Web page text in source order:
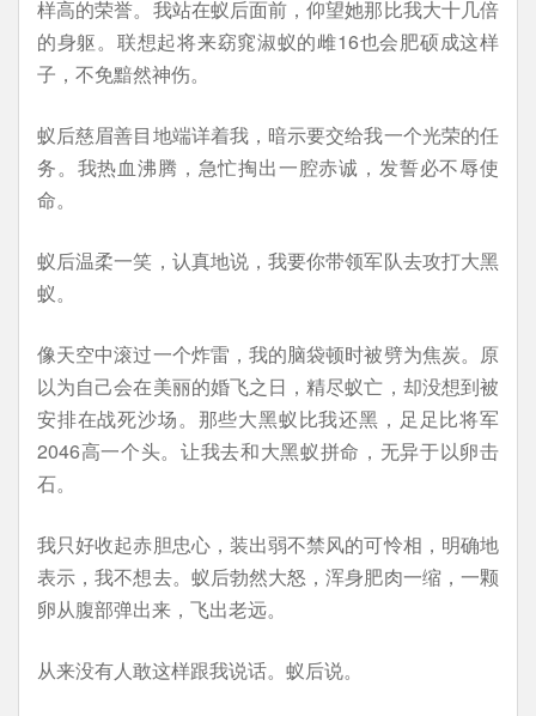
样高的荣誉。我站在蚁后面前，仰望她那比我大十几倍
的身躯。联想起将来窈窕淑蚁的雌16也会肥硕成这样
子，不免黯然神伤。
蚁后慈眉善目地端详着我，暗示要交给我一个光荣的任
务。我热血沸腾，急忙掏出一腔赤诚，发誓必不辱使
命。
蚁后温柔一笑，认真地说，我要你带领军队去攻打大黑
蚁。
像天空中滚过一个炸雷，我的脑袋顿时被劈为焦炭。原
以为自己会在美丽的婚飞之日，精尽蚁亡，却没想到被
安排在战死沙场。那些大黑蚁比我还黑，足足比将军
2046高一个头。让我去和大黑蚁拼命，无异于以卵击
石。
我只好收起赤胆忠心，装出弱不禁风的可怜相，明确地
表示，我不想去。蚁后勃然大怒，浑身肥肉一缩，一颗
卵从腹部弹出来，飞出老远。
从来没有人敢这样跟我说话。蚁后说。